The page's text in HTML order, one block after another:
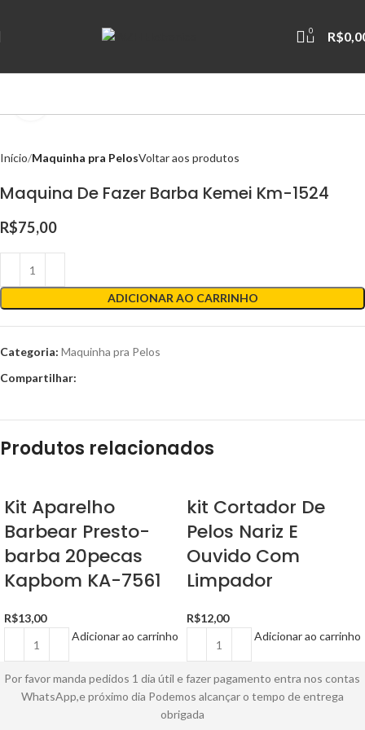
0 R$
Início Maquinha pra PelosVoltar aos produtos
Maquina De Fazer Barba Kemei Km-1524
R$75,00
ADICIONAR AO CARRINHO
Categoria: Maquinha pra Pelos
Compartilhar:
Produtos relacionados
Kit Aparelho
Barbear Presto-
barba 20pecas
Kapbom KA-7561
R$13,00
Adicionar ao carrinho
kit Cortador De
Pelos Nariz E
Ouvido Com
Limpador
R$12,00
Adicionar ao carrinho
Por favor manda pedidos 1 dia útil e fazer pagamento entra nos contas
WhatsApp,e próximo dia Podemos alcançar o tempo de entrega
obrigada